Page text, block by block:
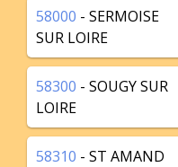
58000 - SERMOISE
SUR LOIRE
58300 - SOUGY SUR
LOIRE
58310 - ST AMAND